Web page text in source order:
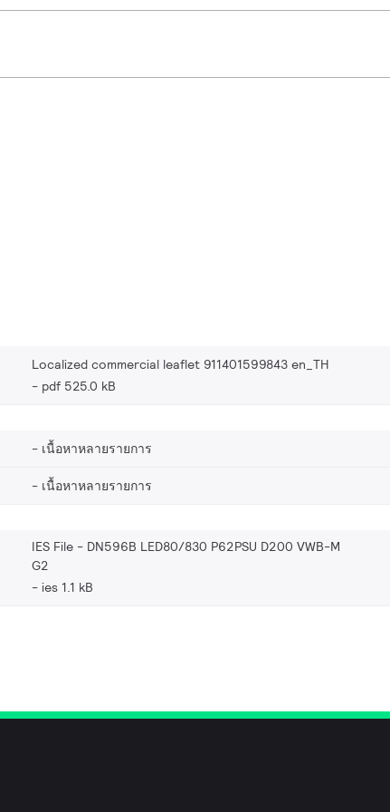
Localized commercial leaflet 911401599843 en_TH
pdf 525.0 kB
เนื้อหาหลายรายการ
เนื้อหาหลายรายการ
IES File - DN596B LED80/830 P62PSU D200 VWB-M
G2
ies 1.1 kB